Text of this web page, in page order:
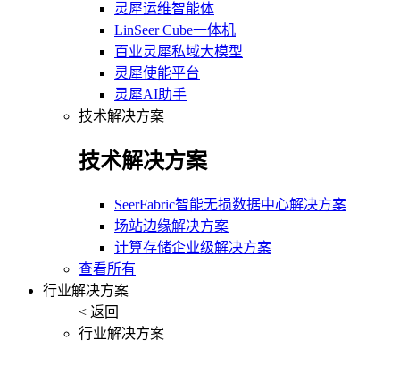
灵犀运维智能体
LinSeer Cube一体机
百业灵犀私域大模型
灵犀使能平台
灵犀AI助手
技术解决方案
技术解决方案
SeerFabric智能无损数据中心解决方案
场站边缘解决方案
计算存储企业级解决方案
查看所有
行业解决方案
< 返回
行业解决方案